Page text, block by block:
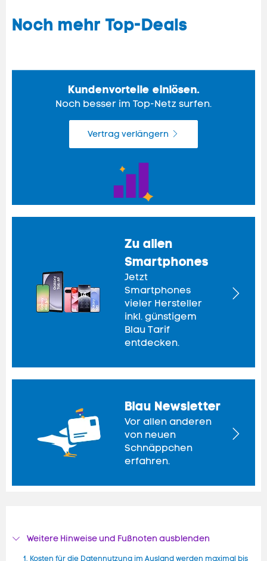
Noch mehr Top-Deals
Kundenvorteile einlösen.
Noch besser im Top-Netz surfen.
Vertrag verlängern
Zu allen
Smartphones
Jetzt
Smartphones
vieler Hersteller
inkl. günstigem
Blau Tarif
entdecken.
g
Blau Newsletter
Vor allen anderen
von neuen
Schnäppchen
erfahren.
l
Weitere Hinweise und Fußnoten ausblenden
Kosten für die Datennutzung im Ausland werden maximal bis